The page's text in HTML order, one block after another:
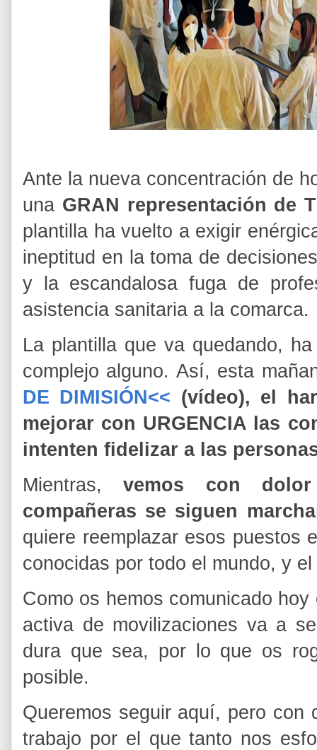
Ante la nueva concentración de
una GRAN representación de
plantilla ha vuelto a exigir
ineptitud en la toma de
y la escandalosa fuga de
asistencia sanitaria a la comarca.
La plantilla que va quedando,
complejo alguno. Así, esta
DE DIMISIÓN<< (vídeo), el
mejorar con URGENCIA las
intenten fidelizar a las
Mientras,vemos con
compañeras se siguen
quiere reemplazar esos puestos
conocidas por todo el mundo, y
Como os hemos comunicado
activa de movilizaciones va a
dura que sea, por lo que os
posible.
Queremos seguir aquí, pero con
trabajo por el que tanto nos